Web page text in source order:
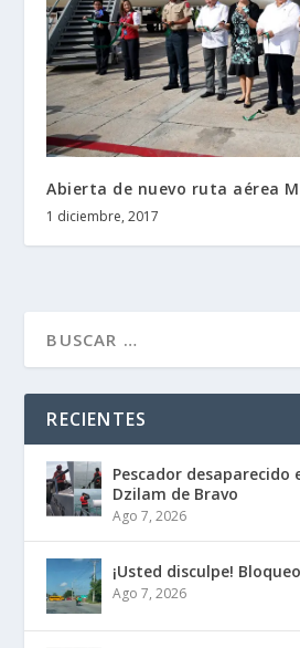
Abierta de nuevo ruta aérea
1 diciembre, 2017
RECIENTES
Pescador
Dzilam de Bravo
Ago 7, 2026
¡Usted disculpe!
Ago 7, 2026